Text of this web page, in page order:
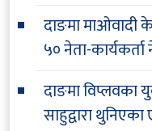
दाङमा माओवादी
५० नेता-
दाङमा
साहुद्वारा